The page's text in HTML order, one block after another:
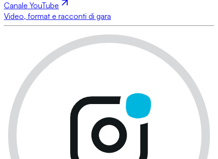
Canale YouTube
Video, format e racconti di gara